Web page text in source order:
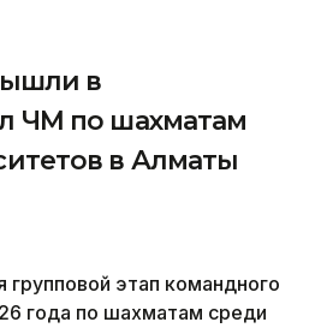
в
ЧМ по шахматам
в Алматы
групповой этап командного
года по шахматам среди